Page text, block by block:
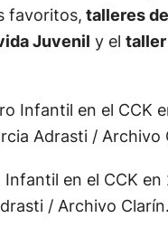
favoritos, talleres
Juvenil y el
Infantil en el CCK
/ Archivo Clarín.